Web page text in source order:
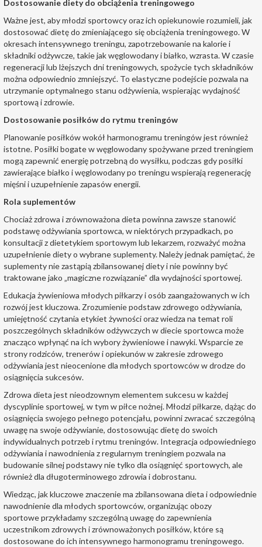
Dostosowanie diety do obciążenia treningowego
Ważne jest, aby młodzi sportowcy oraz ich opiekunowie rozumieli, jak
dostosować dietę do zmieniającego się obciążenia treningowego. W
okresach intensywnego treningu, zapotrzebowanie na kalorie i
składniki odżywcze, takie jak węglowodany i białko, wzrasta. W czasie
regeneracji lub lżejszych dni treningowych, spożycie tych składników
można odpowiednio zmniejszyć. To elastyczne podejście pozwala na
utrzymanie optymalnego stanu odżywienia, wspierając wydajność
sportową i zdrowie.
Dostosowanie posiłków do rytmu treningów
Planowanie posiłków wokół harmonogramu treningów jest również
istotne. Posiłki bogate w węglowodany spożywane przed treningiem
mogą zapewnić energię potrzebną do wysiłku, podczas gdy posiłki
zawierające białko i węglowodany po treningu wspierają regenerację
mięśni i uzupełnienie zapasów energii.
Rola suplementów
Chociaż zdrowa i zrównoważona dieta powinna zawsze stanowić
podstawę odżywiania sportowca, w niektórych przypadkach, po
konsultacji z dietetykiem sportowym lub lekarzem, rozważyć można
uzupełnienie diety o wybrane suplementy. Należy jednak pamiętać, że
suplementy nie zastąpią zbilansowanej diety i nie powinny być
traktowane jako „magiczne rozwiązanie” dla wydajności sportowej.
Edukacja żywieniowa młodych piłkarzy i osób zaangażowanych w ich
rozwój jest kluczowa. Zrozumienie podstaw zdrowego odżywiania,
umiejętność czytania etykiet żywności oraz wiedza na temat roli
poszczególnych składników odżywczych w diecie sportowca może
znacząco wpłynąć na ich wybory żywieniowe i nawyki. Wsparcie ze
strony rodziców, trenerów i opiekunów w zakresie zdrowego
odżywiania jest nieocenione dla młodych sportowców w drodze do
osiągnięcia sukcesów.
Zdrowa dieta jest nieodzownym elementem sukcesu w każdej
dyscyplinie sportowej, w tym w piłce nożnej. Młodzi piłkarze, dążąc do
osiągnięcia swojego pełnego potencjału, powinni zwracać szczególną
uwagę na swoje odżywianie, dostosowując dietę do swoich
indywidualnych potrzeb i rytmu treningów. Integracja odpowiedniego
odżywiania i nawodnienia z regularnym treningiem pozwala na
budowanie silnej podstawy nie tylko dla osiągnięć sportowych, ale
również dla długoterminowego zdrowia i dobrostanu.
Wiedząc, jak kluczowe znaczenie ma zbilansowana dieta i odpowiednie
nawodnienie dla młodych sportowców, organizującobozy
sportoweprzykładamy szczególną uwagę do zapewnienia
uczestnikom zdrowych i zrównoważonych posiłków, które są
dostosowane do ich intensywnego harmonogramu treningowego.